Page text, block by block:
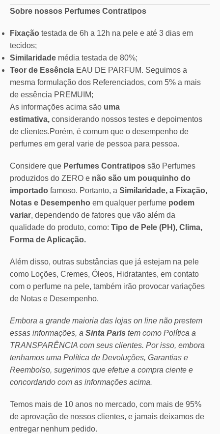
Sobre nossos Perfumes Contratipos
Fixação testada de 6h a 12h na pele e até 3 dias em
tecidos;
Similaridade média testada de 80%;
Teor de Essência EAU DE PARFUM. Seguimos a
mesma formulação dos Referenciados, com 5% a mais
de essência PREMUIM;
As informações acima são uma
estimativa, considerando nossos testes e depoimentos
de clientes.Porém, é comum que o desempenho de
perfumes em geral varie de pessoa para pessoa.
Considere que Perfumes Contratipos são Perfumes
produzidos do ZERO e não são um pouquinho do
importado famoso. Portanto, a Similaridade, a Fixação,
Notas e Desempenho em qualquer perfume podem
variar, dependendo de fatores que vão além da
qualidade do produto, como: Tipo de Pele (PH), Clima,
Forma de Aplicação.
Além disso, outras substâncias que já estejam na pele
como Loções, Cremes, Óleos, Hidratantes, em contato
com o perfume na pele, também irão provocar variações
de Notas e Desempenho.
Embora a grande maioria das lojas on line não prestem
essas informações, a Sinta Paris tem como Política a
TRANSPARÊNCIA com seus clientes. Por isso, embora
tenhamos uma Política de Devoluções, Garantias e
Reembolso, sugerimos que efetue a compra ciente e
concordando com as informações acima.
Temos mais de 10 anos no mercado, com mais de 95%
de aprovação de nossos clientes, e jamais deixamos de
entregar nenhum pedido.